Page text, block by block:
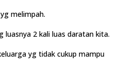
melimpah.
2 kali luas daratan kita.
yg tidak cukup mampu